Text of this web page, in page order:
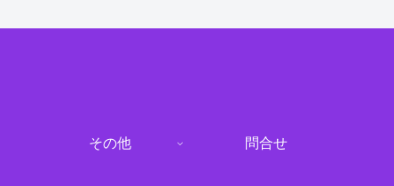
その他 問合せ